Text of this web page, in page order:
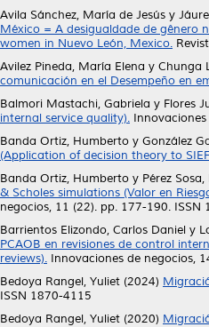
Avila Sánchez, María de Jesús y
México = A desigualdade de gênero
women in Nuevo León, Mexico.
Avilez Pineda, María Elena y Chunga
comunicación en el Desempeño en
Balmori Mastachi, Gabriela y Flores
internal service quality).
Banda Ortiz, Humberto y González
(Application of decision theory to
Banda Ortiz, Humberto y Pérez Sosa,
& Scholes simulations (Valor en
negocios, 11 (22). pp. 177-190. ISSN
Barrientos Elizondo, Carlos Daniel y
PCAOB en revisiones de control
reviews). Innovaciones de negocios,
Bedoya Rangel, Yuliet (2024)
ISSN 1870-4115
Bedoya Rangel, Yuliet (2020)